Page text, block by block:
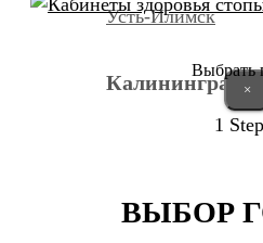
Усть-Илимск
Выбрать
×
1
ВЫБОР